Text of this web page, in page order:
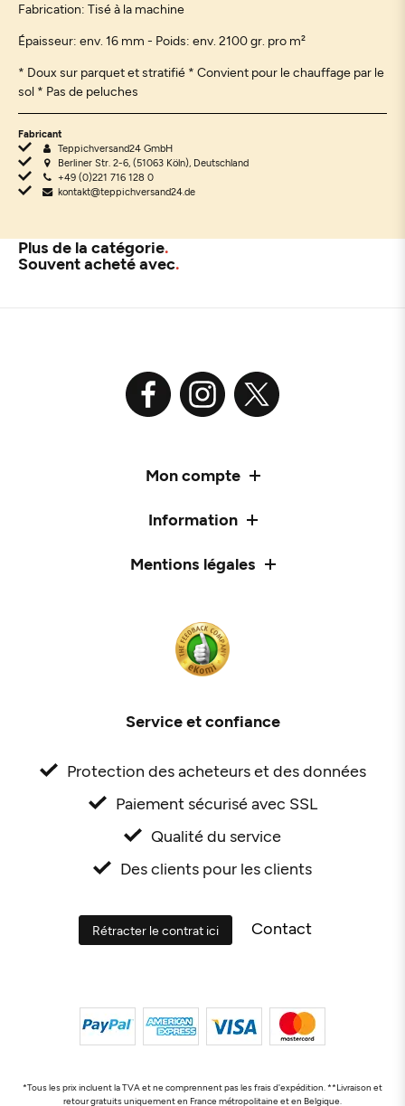
Fabrication: Tisé à la machine
Épaisseur: env. 16 mm - Poids: env. 2100 gr. pro m²
* Doux sur parquet et stratifié * Convient pour le chauffage par le
sol * Pas de peluches
Fabricant
Teppichversand24 GmbH
Berliner Str. 2-6, (51063 Köln), Deutschland
+49 (0)221 716 128 0
kontakt@teppichversand24.de
Plus de la catégorie
Souvent acheté avec
Mon compte
Information
Mentions légales
Service et confiance
Protection des acheteurs et des données
Paiement sécurisé avec SSL
Qualité du service
Des clients pour les clients
Rétracter le contrat ici Contact
*Tous les prix incluent la TVA et ne comprennent pas les frais d'expédition. **Livraison et
retour gratuits uniquement en France métropolitaine et en Belgique.